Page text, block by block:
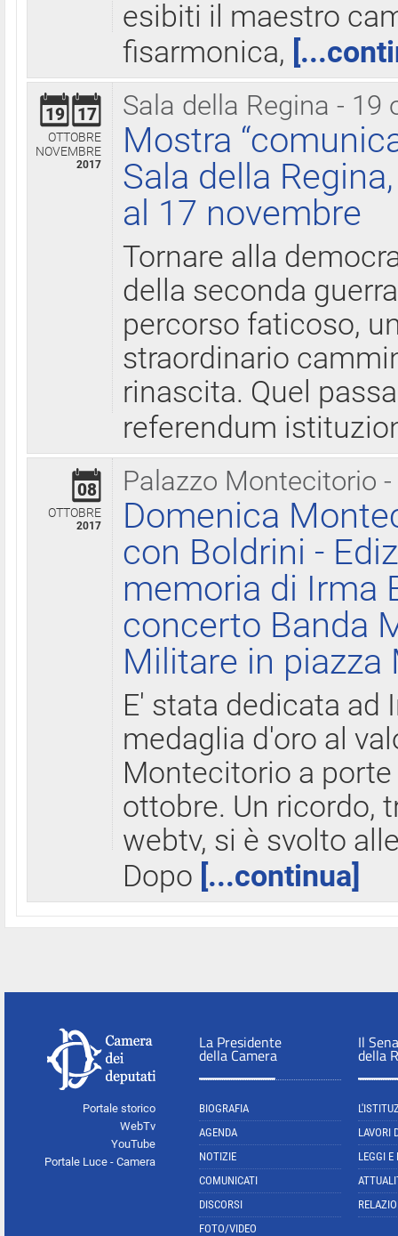
esibiti il maestro
fisarmonica,
Sala della Regina - 19
19 17
OTTOBRE
NOVEMBRE
2017
Mostra
Sala della
al 17 novembre
Tornare alla
della seconda
percorso faticoso,
straordinario
rinascita. Quel
referendum
Palazzo Montecitorio
08
OTTOBRE
2017
Domenica
con Boldrini -
memoria di Irma
concerto Banda
Militare in
E' stata dedicata ad
medaglia d'oro al
Montecitorio a
ottobre. Un ricordo,
webtv, si è svolto
Dopo [...continua]
Portale storico
WebTv
YouTube
Portale Luce - Camera
La Presidente
della Camera
BIOGRAFIA
AGENDA
NOTIZIE
COMUNICATI
DISCORSI
FOTO/VIDEO
Il
della
LAVORI
LEGGI E